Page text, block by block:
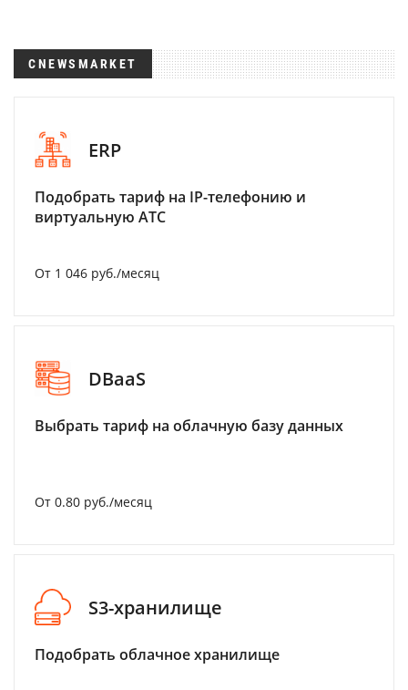
CNEWSMARKET
ERP
Подобрать тариф на IP-телефонию и
виртуальную АТС
От 1 046 руб./месяц
DBaaS
Выбрать тариф на облачную базу данных
От 0.80 руб./месяц
S3-хранилище
Подобрать облачное хранилище